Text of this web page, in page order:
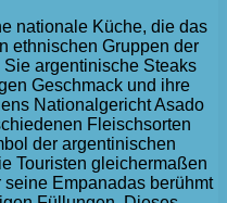
nationale Küche, die das
ethnischen Gruppen der
argentinische Steaks
Geschmack und ihre
Nationalgericht Asado
Fleischsorten
der argentinischen
Touristen gleichermaßen
Empanadas berühmt